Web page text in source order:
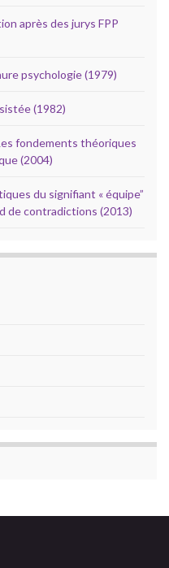
après des jurys FPP
psychologie (1979)
(1982)
fondements théoriques
(2004)
du signifiant « équipe”
de contradictions (2013)